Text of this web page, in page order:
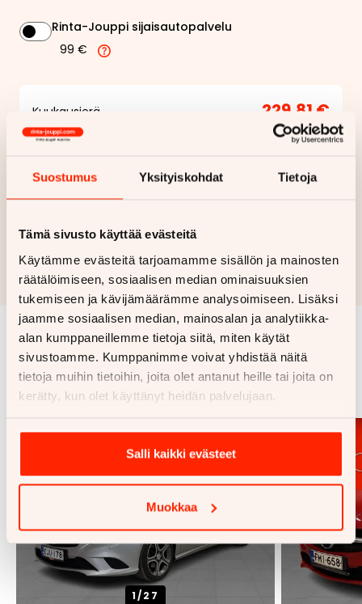
Suostumus Yksityiskohdat Tietoja
Tämä sivusto käyttää evästeitä
Käytämme evästeitä tarjoamamme sisällön ja mainosten
räätälöimiseen, sosiaalisen median ominaisuuksien
tukemiseen ja kävijämäärämme analysoimiseen. Lisäksi
jaamme sosiaalisen median, mainosalan ja analytiikka-
alan kumppaneillemme tietoja siitä, miten käytät
sivustoamme. Kumppanimme voivat yhdistää näitä
tietoja muihin tietoihin, joita olet antanut heille tai joita on
kerätty, kun olet käyttänyt heidän palvelujaan.
Salli kaikki evästeet
Muokkaa
Rinta-Jouppi sijaisautopalvelu
99 €
Kuukausierä 229,81 €
Näytähintaerittely
Haluan myös tarjouksen vakuutuksesta
Hae rahoitustarjous
Rahoituslaskelma on suuntaa antava ja edellyttää hyväksytyn
luottopäätöksen ja kaskovakuutuksen.
Samankaltaisia ajoneuvoja
Katso kaikki
1/27